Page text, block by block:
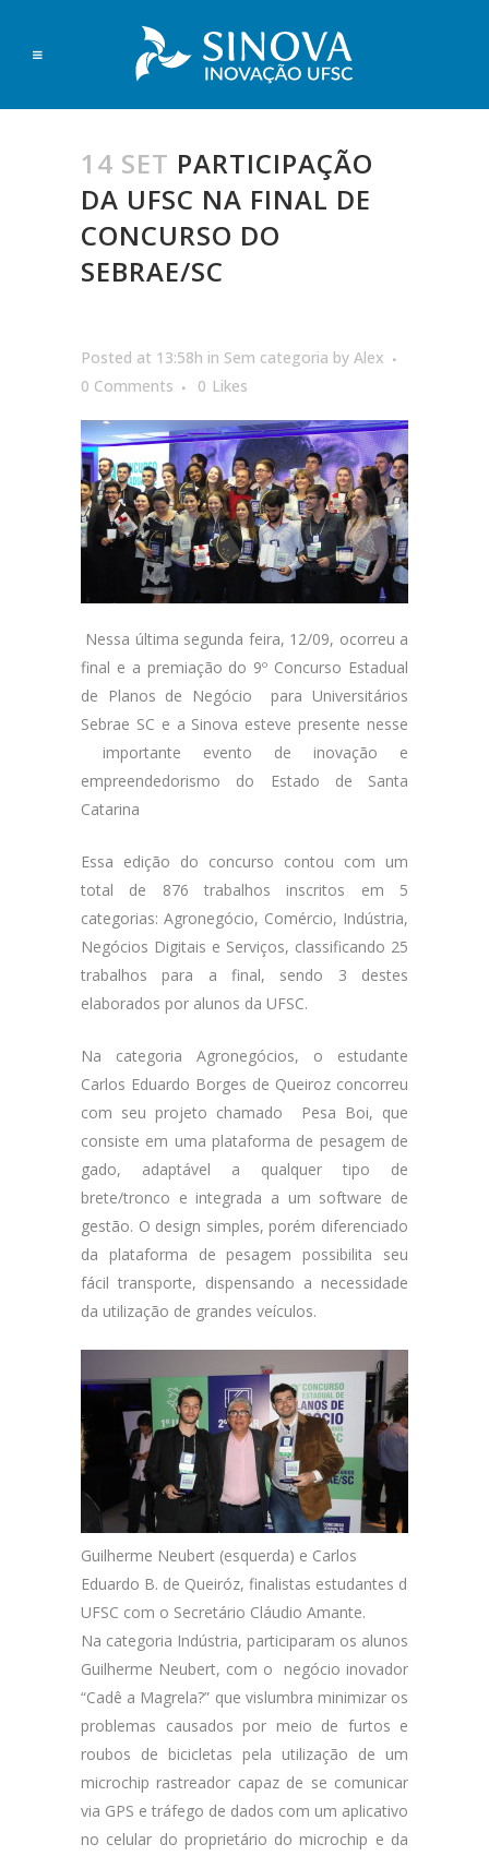
14 SET PARTICIPAÇÃO
DA UFSC NA FINAL DE
CONCURSO DO
SEBRAE/SC
Posted at 13:58h in Sem categoria by Alex
0 Comments
0 Likes
Nessa última segunda feira, 12/09, ocorreu a
final e a premiação do 9º Concurso Estadual
de Planos de Negócio para Universitários
Sebrae SC e a Sinova esteve presente nesse
importante evento de inovação e
empreendedorismo do Estado de Santa
Catarina
Essa edição do concurso contou com um
total de 876 trabalhos inscritos em 5
categorias: Agronegócio, Comércio, Indústria,
Negócios Digitais e Serviços, classificando 25
trabalhos para a final, sendo 3 destes
elaborados por alunos da UFSC.
Na categoria Agronegócios, o estudante
Carlos Eduardo Borges de Queiroz concorreu
com seu projeto chamado Pesa Boi, que
consiste em uma plataforma de pesagem de
gado, adaptável a qualquer tipo de
brete/tronco e integrada a um software de
gestão. O design simples, porém diferenciado
da plataforma de pesagem possibilita seu
fácil transporte, dispensando a necessidade
da utilização de grandes veículos.
Guilherme Neubert (esquerda) e Carlos
Eduardo B. de Queiróz, finalistas estudantes da
UFSC com o Secretário Cláudio Amante.
Na categoria Indústria, participaram os alunos
Guilherme Neubert, com o negócio inovador
“Cadê a Magrela?” que vislumbra minimizar os
problemas causados por meio de furtos e
roubos de bicicletas pela utilização de um
microchip rastreador capaz de se comunicar
via GPS e tráfego de dados com um aplicativo
no celular do proprietário do microchip e da